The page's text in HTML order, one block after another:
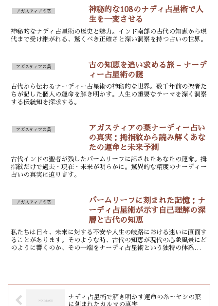
アガスティアの葉
神秘的な108のナディ占星術で人
生を一変させる
神秘的なナディ占星術の歴史と魅力。インド南部の古代の知恵から現
代まで受け継がれる、驚くべき正確さと深い洞察を持つ占いの世界。
アガスティアの葉
古の知恵を追い求める旅 – ナーデ
ィー占星術の謎
古代から伝わるナーディー占星術の神秘的な世界。数千年前の聖者た
ちが記した個人の運命を解き明かす。人生の重要なテーマを深く洞察
する伝統知を探求する。
アガスティアの葉
アガスティアの葉ナーディー占い
の真実：拇指紋から読み解くあな
たの運命と未来予測
古代インドの聖者が残したパームリーフに記されたあなたの運命。拇
指紋だけで過去・現在・未来が明らかに。驚異的な精度のナーディー
占いの真実に迫ります。
アガスティアの葉
パームリーフに刻まれた記憶：ナ
ーディ占星術が示す自己理解の深
層と古代の知恵
私たちは日々、未来に対する不安や人生の岐路における迷いに直面す
ることがあります。そのような時、古代の知恵が現代の心象風景にど
のように響くのか、その一端をナーディ占星術という独特の体系から
ナディ占星術で解き明かす運命の糸～ヤシの葉
に刻まれたカルマの真実